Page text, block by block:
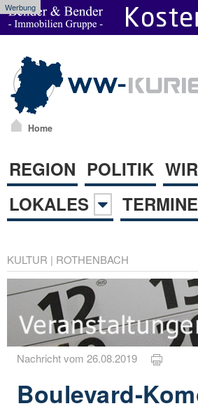
Werbung
Home
REGION POLITIK
LOKALES
TERMINE
KULTUR | ROTHENBACH
Nachricht vom 26.08.2019
Boulevard-